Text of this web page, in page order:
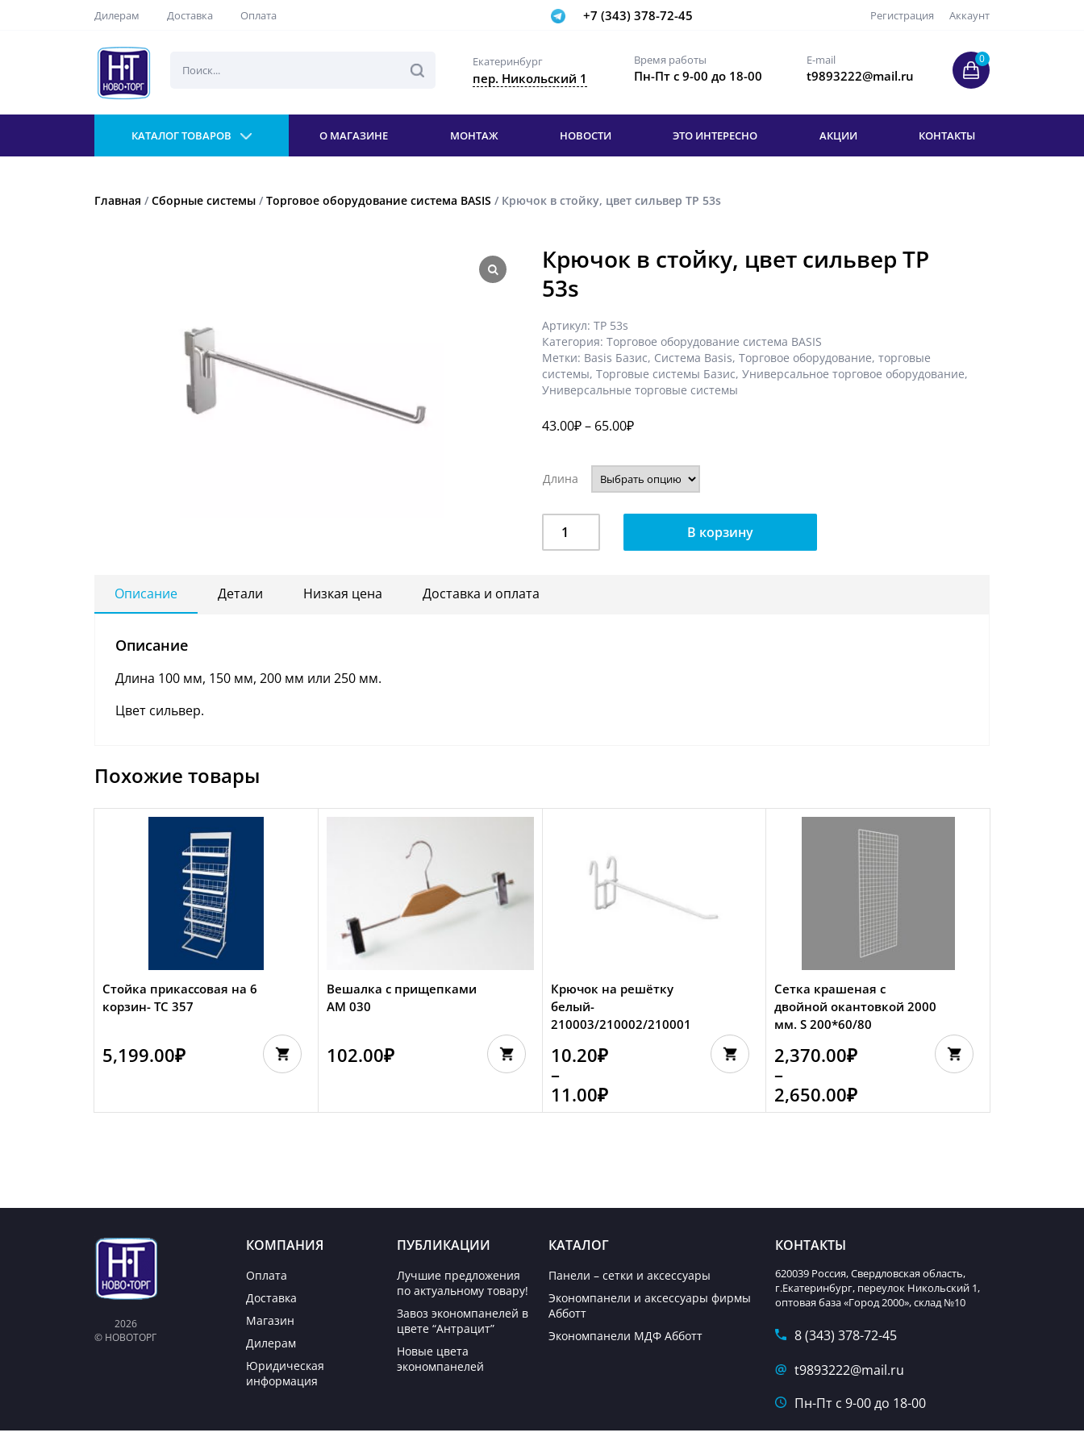
Дилерам Доставка Оплата +7 (343) 378-72-45 Регистрация Аккаунт
Екатеринбург
пер. Никольский 1
Время работы
Пн-Пт с 9-00 до 18-00
E-mail
t9893222@mail.ru
0
КАТАЛОГ ТОВАРОВ О МАГАЗИНЕ МОНТАЖ НОВОСТИ ЭТО ИНТЕРЕСНО АКЦИИ КОНТАКТЫ
Главная / Сборные системы / Торговое оборудование система BASIS / Крючок в стойку, цвет сильвер ТР 53s
Крючок в стойку, цвет сильвер ТР
53s
Артикул: ТР 53s
Категория: Торговое оборудование система BASIS
Метки: Basis Базис, Система Basis, Торговое оборудование, торговые
системы, Торговые системы Базис, Универсальное торговое оборудование,
Универсальные торговые системы
43.00₽– 65.00₽
Длина
Крючок
В корзину
Описание Детали Низкая цена Доставка и оплата
Описание
Длина 100 мм, 150 мм, 200 мм или 250 мм.
Цвет сильвер.
Похожие товары
Стойка прикассовая на 6
корзин- TC 357
5,199.00₽
Вешалка с прищепками
АМ 030
102.00₽
Крючок на решётку
белый-
210003/210002/210001
10.20₽
–
11.00₽
Сетка крашеная с
двойной окантовкой 2000
мм. S 200*60/80
2,370.00₽
–
2,650.00₽
2026
© НОВОТОРГ
КОМПАНИЯ
Оплата
Доставка
Магазин
Дилерам
Юридическая
информация
ПУБЛИКАЦИИ
Лучшие предложения
по актуальному товару!
Завоз экономпанелей в
цвете “Антрацит”
Новые цвета
экономпанелей
КАТАЛОГ
Панели – сетки и аксессуары
Экономпанели и аксессуары фирмы
Абботт
Экономпанели МДФ Абботт
КОНТАКТЫ
620039 Россия, Свердловская область,
г.Екатеринбург, переулок Никольский 1,
оптовая база «Город 2000», склад №10
8 (343) 378-72-45
t9893222@mail.ru
Пн-Пт с 9-00 до 18-00